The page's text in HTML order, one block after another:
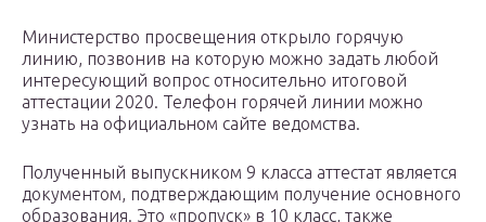
Министерство просвещения открыло горячую
линию, позвонив на которую можно задать любой
интересующий вопрос относительно итоговой
аттестации 2020. Телефон горячей линии можно
узнать на официальном сайте ведомства.
Полученный выпускником 9 класса аттестат является
документом, подтверждающим получение основного
образования. Это «пропуск» в 10 класс, также